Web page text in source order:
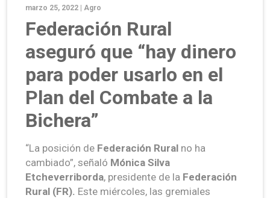
marzo 25, 2022 | Agro
Federación Rural
aseguró que “hay dinero
para poder usarlo en el
Plan del Combate a la
Bichera”
“La posición de Federación Rural no ha
cambiado”, señaló Mónica Silva
Etcheverriborda, presidente de la Federación
Rural (FR). Este miércoles, las gremiales